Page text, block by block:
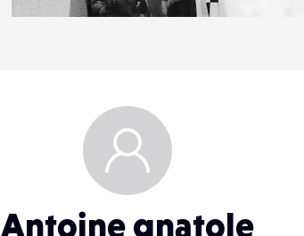
0
16
Antoine gnatole